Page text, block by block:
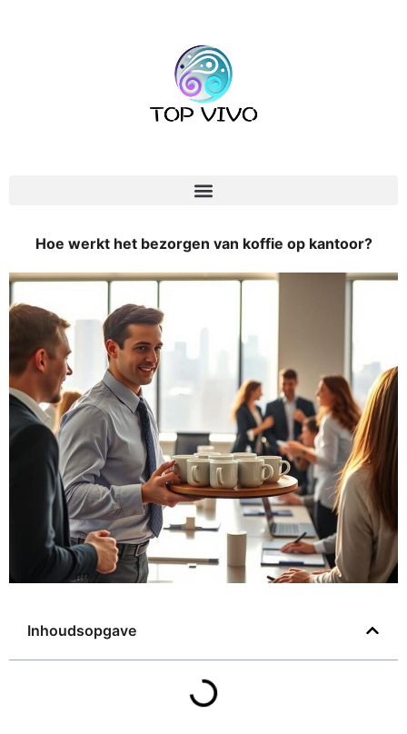
Hoe werkt het bezorgen van koffie op kantoor?
Inhoudsopgave